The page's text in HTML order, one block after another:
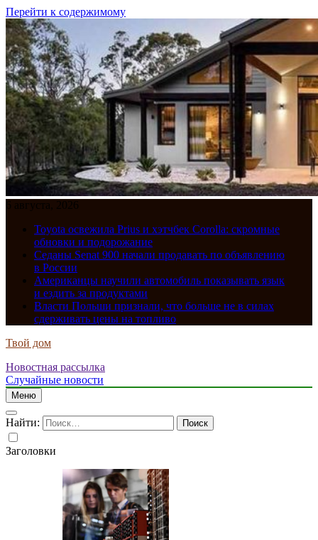
Перейти к содержимому
6 августа, 2026
Toyota освежила Prius и хэтчбек Corolla: скромные
обновки и подорожание
Седаны Senat 900 начали продавать по объявлению
в России
Американцы научили автомобиль показывать язык
и ездить за продуктами
Власти Польши признали, что больше не в силах
сдерживать цены на топливо
Твой дом
Новостная рассылка
Случайные новости
Меню
Найти:
Заголовки